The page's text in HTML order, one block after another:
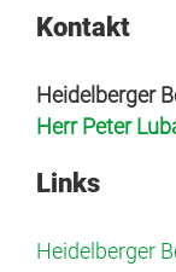
Kontakt
Heidelberger
Herr Peter
Links
Heidelberger